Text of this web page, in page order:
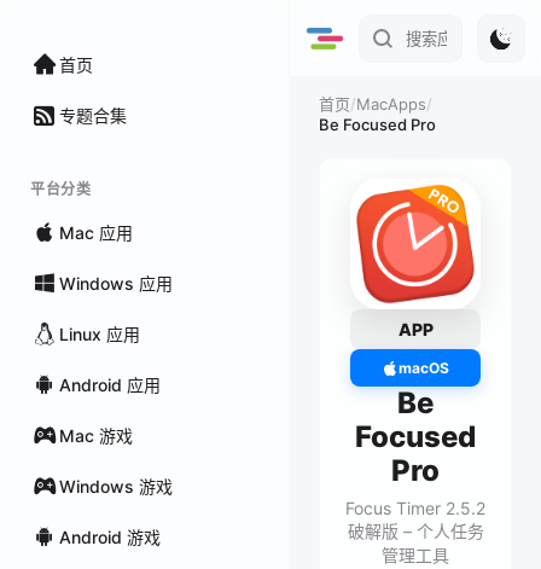
首页
专题合集
平台分类
Mac 应用
Windows 应用
Linux 应用
Android 应用
Mac 游戏
Windows 游戏
Android 游戏
首页/MacApps/
Be Focused Pro
APP
macOS
Be
Focused
Pro
Focus Timer 2.5.2
破解版 – 个人任务
管理工具